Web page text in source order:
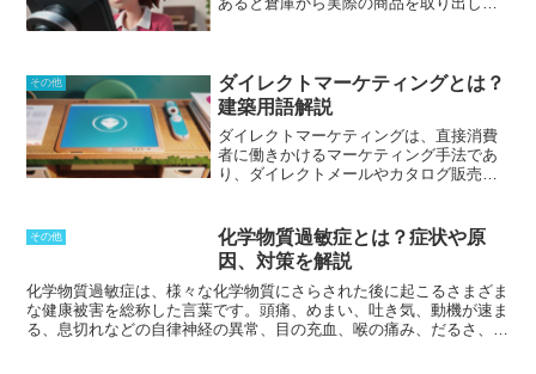
者にとって大きなメリットがあります。
また、客にとっても、実際に商品を確認
してから購入することができるので、安
心感があります。サンプルセリングシス
テムは、主に家具や家電などの大型商品
を販売する店舗で導入されています。こ
からです。また、小売業者にとっても、
大型商品の保管コストや販売スペースを
削減することができるため、このシステ
ムは有効です。サンプルセリングシステ
ムは、客と小売業者の双方にとってメリ
ットのある販売システムです。そのた
その他
ダイレクトマーケティングとは？
建築用語解説
ダイレクトマーケティングは、直接消費
者に働きかけるマーケティング手法であ
り、ダイレクトメールやカタログ販売な
を実現できると考えられています。 ダイ
レクトマーケティングは、消費者のニー
ズを把握した上で、適切な商品やサービ
スを提案することが重要です。また、消
費者の購買意欲を刺激し、購買行動につ
なげるための工夫が必要です。ダイレク
その他
化学物質過敏症とは？症状や原
因、対策を解説
化学物質過敏症は、様々な化学物質にさらされた後に起こるさまざま
な健康被害を総称した言葉です。頭痛、めまい、吐き気、動機が速ま
る、息切れなどの自律神経の異常、目の充血、喉の痛み、だるさ、思